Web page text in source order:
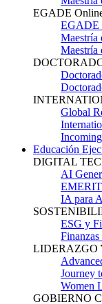
EGADE
EGADE
Maestría
Maestría
Global
Educación
DIGITAL
AI
IA para
ESG y
LIDERAZGO
Journey
Women
GOBIERNO